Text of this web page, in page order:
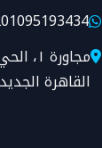
القاهرة